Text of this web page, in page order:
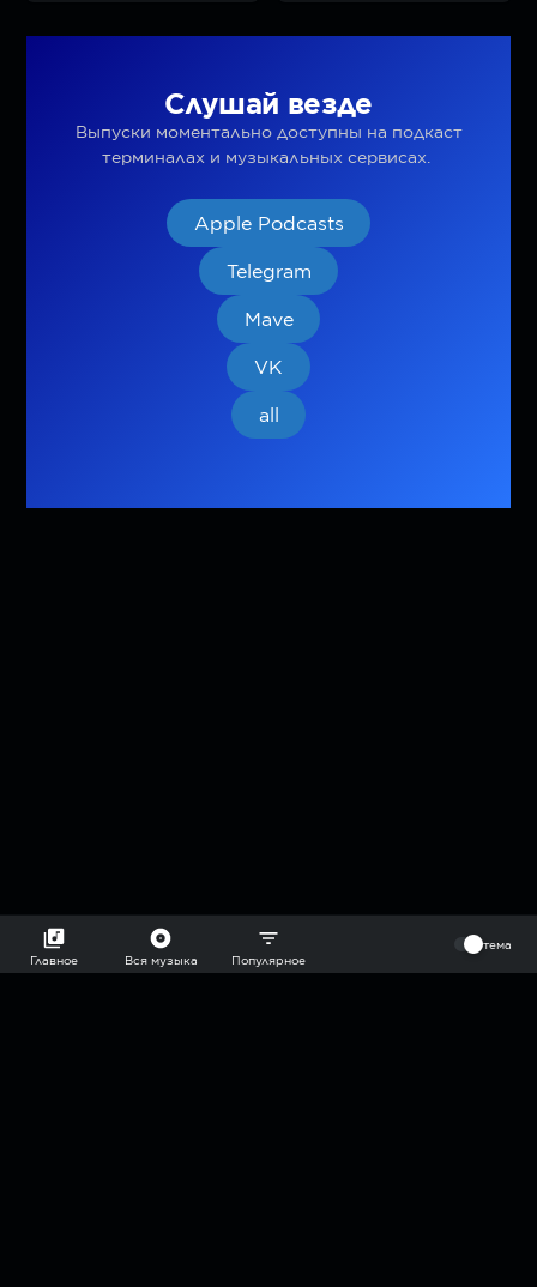
Слушай везде
Выпуски моментально доступны на подкаст
терминалах и музыкальных сервисах.
Apple Podcasts
Telegram
Mave
VK
all
Главное Вся музыка Популярное
тема